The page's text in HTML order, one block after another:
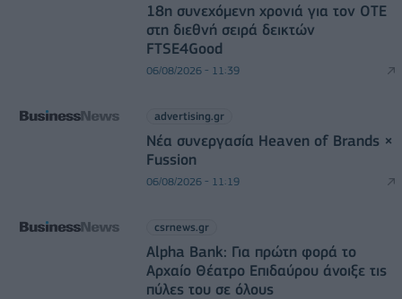
18η συνεχόμενη χρονιά για τον ΟΤΕ
στη διεθνή σειρά δεικτών
FTSE4Good
06/08/2026 - 11:39
advertising.gr
Νέα συνεργασία Heaven of Brands ×
Fussion
06/08/2026 - 11:19
csrnews.gr
Alpha Bank: Για πρώτη φορά το
Αρχαίο Θέατρο Επιδαύρου άνοιξε τις
πύλες του σε όλους